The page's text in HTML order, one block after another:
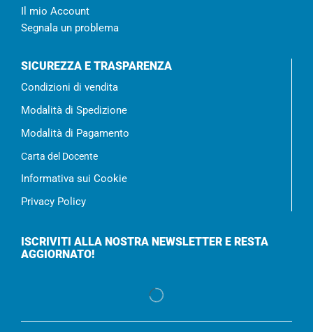
Il mio Account
Segnala un problema
SICUREZZA E TRASPARENZA
Condizioni di vendita
Modalità di Spedizione
Modalità di Pagamento
Carta del Docente
Informativa sui Cookie
Privacy Policy
ISCRIVITI ALLA NOSTRA NEWSLETTER E RESTA
AGGIORNATO!